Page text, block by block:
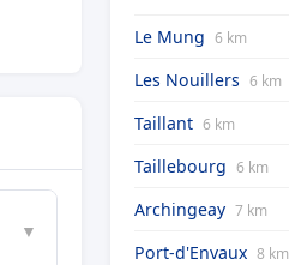
▼
Le Mung 6 km
Les Nouillers 6 km
Taillant 6 km
Taillebourg 6 km
Archingeay 7 km
Port-d'Envaux 8 km